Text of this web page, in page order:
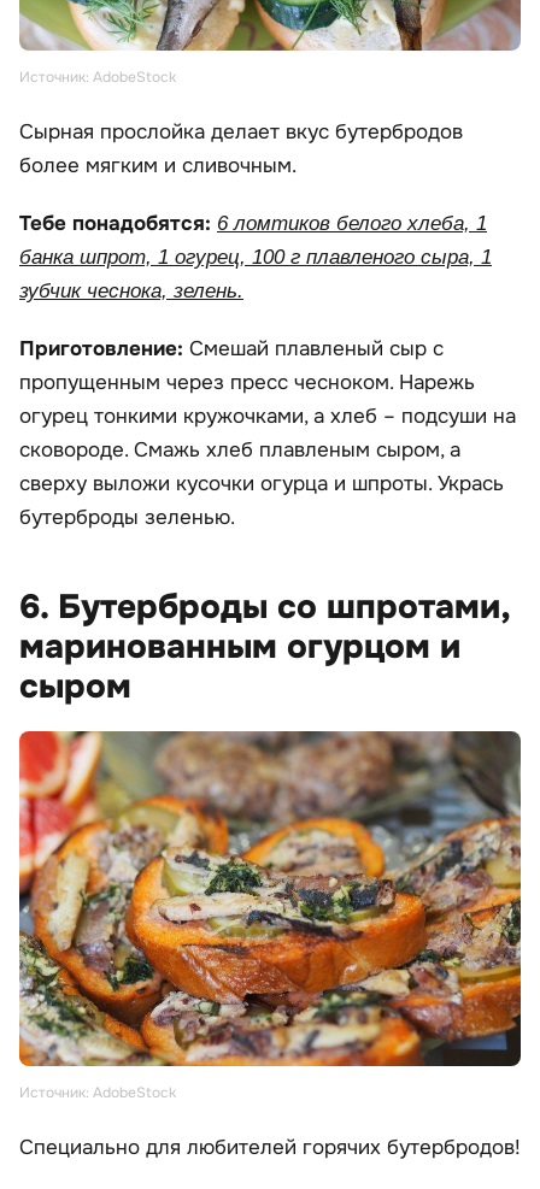
Источник: AdobeStock
Сырная прослойка делает вкус бутербродов
более мягким и сливочным.
Тебе понадобятся: 6 ломтиков белого хлеба, 1
банка шпрот, 1 огурец, 100 г плавленого сыра, 1
зубчик чеснока, зелень.
Приготовление: Смешай плавленый сыр с
пропущенным через пресс чесноком. Нарежь
огурец тонкими кружочками, а хлеб – подсуши на
сковороде. Смажь хлеб плавленым сыром, а
сверху выложи кусочки огурца и шпроты. Укрась
бутерброды зеленью.
6. Бутерброды со шпротами,
маринованным огурцом и
сыром
Источник: AdobeStock
Специально для любителей горячих бутербродов!